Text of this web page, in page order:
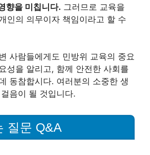
향을 미칩니다. 그러므로 교육을
인의 의무이자 책임이라고 할 수
사람들에게도 민방위 교육의 중요
성을 알리고, 함께 안전한 사회를
동참합시다. 여러분의 소중한 생
음이 될 것입니다.
질문 Q&A